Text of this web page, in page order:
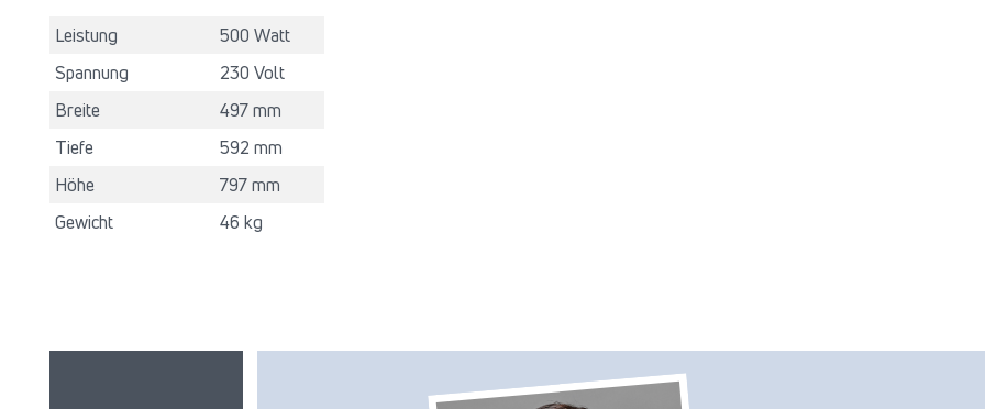
Leistung
500 Watt
Spannung
230 Volt
Breite
497 mm
Tiefe
592 mm
Höhe
797 mm
Gewicht
46 kg